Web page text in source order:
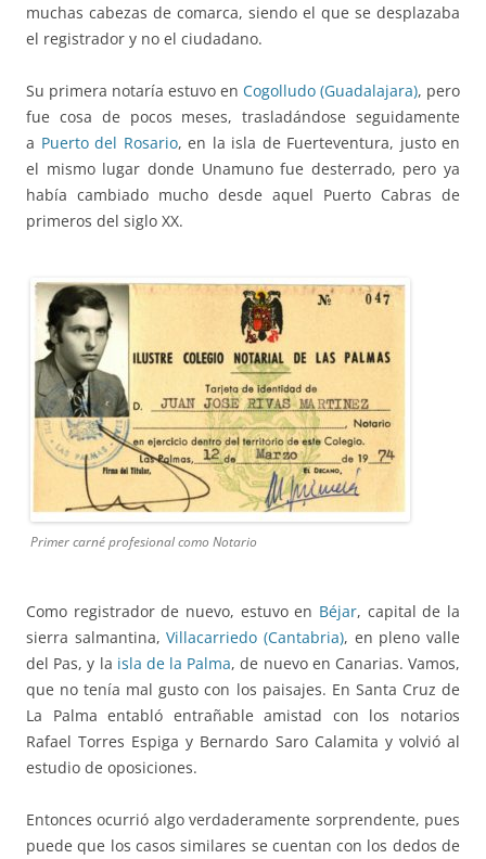
muchas cabezas de comarca, siendo el que se desplazaba
el registrador y no el ciudadano.
Su primera notaría estuvo en Cogolludo (Guadalajara), pero
fue cosa de pocos meses, trasladándose seguidamente
a Puerto del Rosario, en la isla de Fuerteventura, justo en
el mismo lugar donde Unamuno fue desterrado, pero ya
había cambiado mucho desde aquel Puerto Cabras de
primeros del siglo XX.
Primer carné profesional como Notario
Como registrador de nuevo, estuvo en Béjar, capital de la
sierra salmantina,Villacarriedo (Cantabria), en pleno valle
del Pas, y la isla de la Palma, de nuevo en Canarias. Vamos,
que no tenía mal gusto con los paisajes. En Santa Cruz de
La Palma entabló entrañable amistad con los notarios
Rafael Torres Espiga y Bernardo Saro Calamita y volvió al
estudio de oposiciones.
Entonces ocurrió algo verdaderamente sorprendente, pues
puede que los casos similares se cuentan con los dedos de